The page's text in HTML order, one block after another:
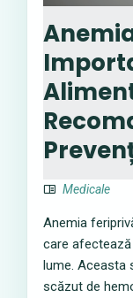
Medicale
Anemia
care
lume. Aceasta
scăzut de